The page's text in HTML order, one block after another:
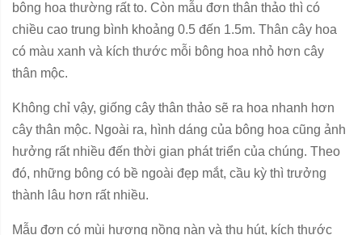
bông hoa thường rất to. Còn mẫu đơn thân thảo thì có
chiều cao trung bình khoảng 0.5 đến 1.5m. Thân cây hoa
có màu xanh và kích thước mỗi bông hoa nhỏ hơn cây
thân mộc.
Không chỉ vậy, giống cây thân thảo sẽ ra hoa nhanh hơn
cây thân mộc. Ngoài ra, hình dáng của bông hoa cũng ảnh
hưởng rất nhiều đến thời gian phát triển của chúng. Theo
đó, những bông có bề ngoài đẹp mắt, cầu kỳ thì trưởng
thành lâu hơn rất nhiều.
Mẫu đơn có mùi hương nồng nàn và thu hút, kích thước